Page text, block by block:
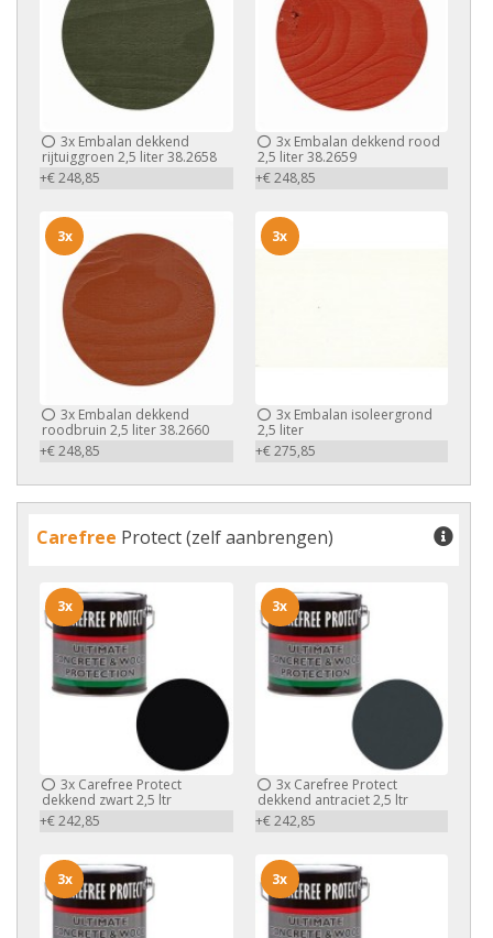
3x Embalan dekkend
rijtuiggroen 2,5 liter 38.2658
+€ 248,85
3xEmbalan dekkend rood
2,5 liter 38.2659
+€ 248,85
3x Embalan dekkend
roodbruin 2,5 liter 38.2660
+€ 248,85
3x
3xEmbalan isoleergrond
2,5 liter
+€ 275,85
3x
Carefree Protect (zelf aanbrengen)
3x Carefree Protect
dekkend zwart 2,5 ltr
+€ 242,85
3x
3xCarefree Protect
dekkend antraciet 2,5 ltr
+€ 242,85
3x
3x 3x